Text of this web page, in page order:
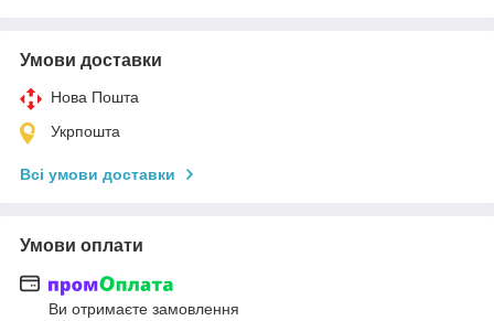
Умови доставки
Нова Пошта
Укрпошта
Всі умови доставки
Умови оплати
Ви отримаєте замовлення